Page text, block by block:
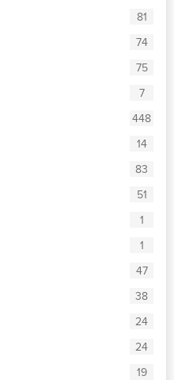
81
74
75
7
448
14
83
51
1
1
47
38
24
24
19